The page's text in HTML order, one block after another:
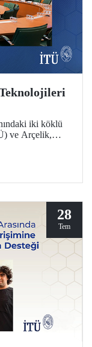
iki köklü
ve Arçelik,
ve yenilikçi
28
Tem